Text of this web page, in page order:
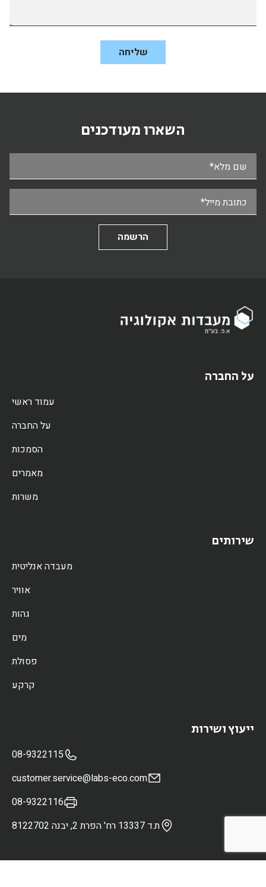
השארו מעודכנים
שם מלא*
כתובת מייל*
על החברה
עמוד ראשי
על החברה
הסמכות
מאמרים
משרות
שירותים
מעבדה אנליטית
אוויר
גהות
מים
פסולת
קרקע
ייעוץ ושירות
08-9322115
customer.service@labs-eco.com
08-9322116
ת.ד 13337 רח' הפרת 2, יבנה 8122702